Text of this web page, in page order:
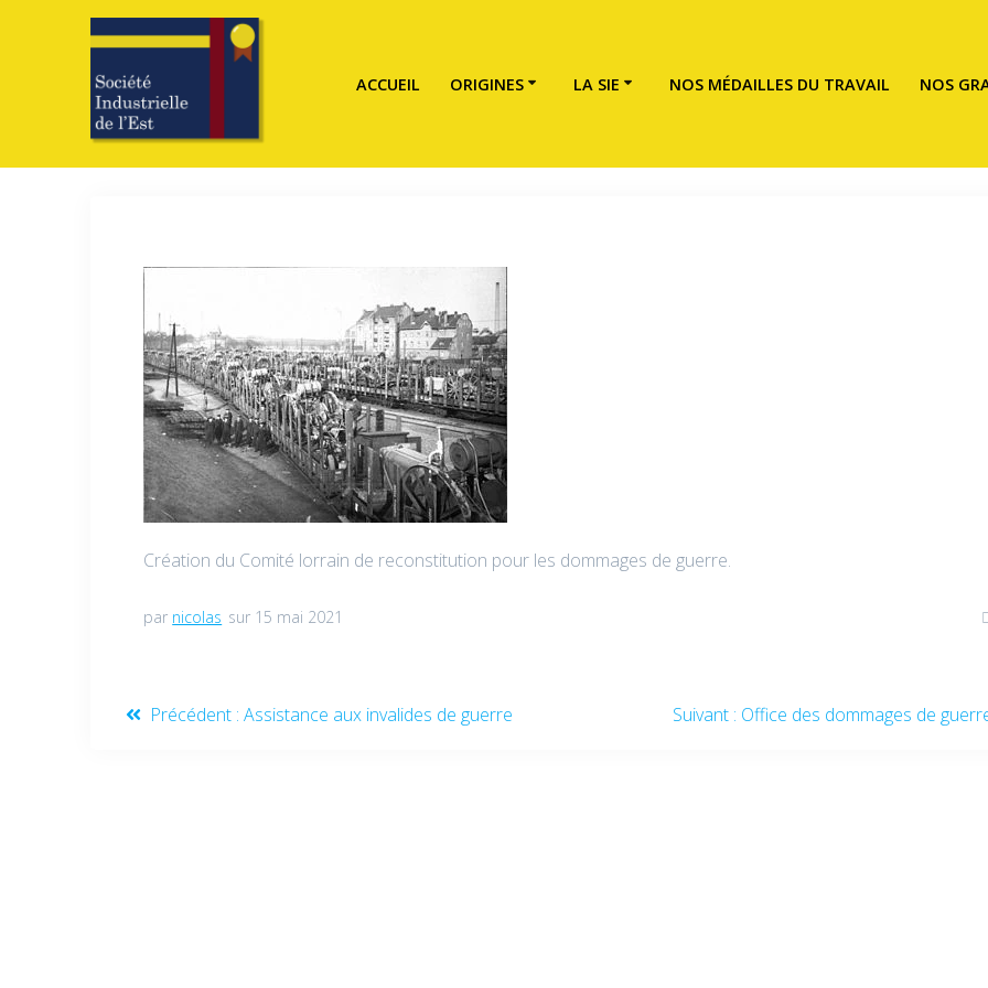
ACCUEIL ORIGINES LA SIE NOS MÉDAILLES DU TRAVAIL NOS
Création du Comité lorrain de reconstitution pour les dommages de guerre.
par nicolas sur 15 mai 2021
Précédent : Assistance aux invalides de guerre Suivant : Office des dommages de